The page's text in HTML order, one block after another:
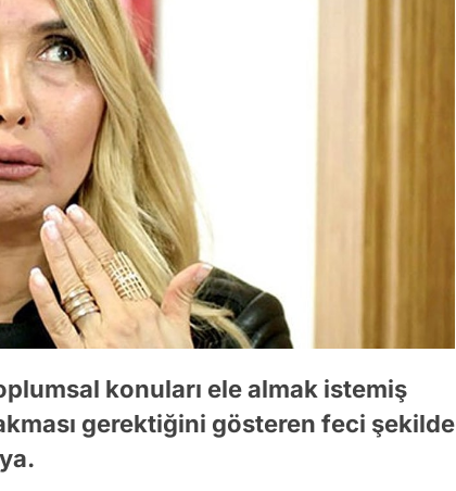
konuları ele almak istemiş
gerektiğini gösteren feci şekilde